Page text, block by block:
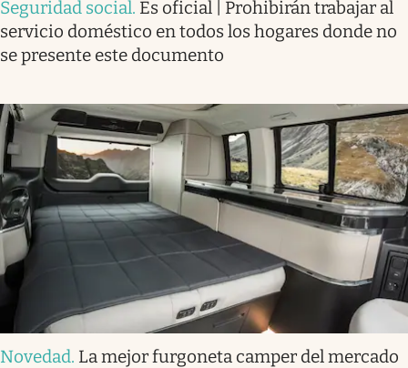
Seguridad social. Es oficial | Prohibirán trabajar al
servicio doméstico en todos los hogares donde no
se presente este documento
Novedad. La mejor furgoneta camper del mercado